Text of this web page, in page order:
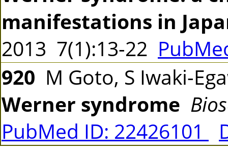
manifestations in
2013 7(1):13-22
920 M Goto, S Iwaki-
Werner syndrome
PubMed ID: 22426101